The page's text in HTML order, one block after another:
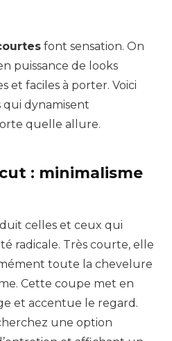
font sensation. On
puissance de looks
et faciles à porter. Voici
dynamisent
quelle allure.
: minimalisme
celles et ceux qui
radicale. Très courte, elle
toute la chevelure
Cette coupe met en
et accentue le regard.
une option